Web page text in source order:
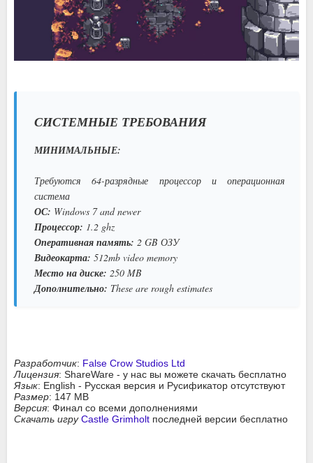
СИСТЕМНЫЕ ТРЕБОВАНИЯ
МИНИМАЛЬНЫЕ:
Требуются 64-разрядные процессор и операционная
система
ОС: Windows 7 and newer
Процессор: 1.2 ghz
Оперативная память: 2 GB ОЗУ
Видеокарта: 512mb video memory
Место на диске: 250 MB
Дополнительно: These are rough estimates
Разработчик: False Crow Studios Ltd
Лицензия: ShareWare - у нас вы можете скачать бесплатно
Язык: English - Русская версия и Русификатор отсутствуют
Размер: 147 MB
Версия: Финал со всеми дополнениями
Скачать игруCastle Grimholt последней версии бесплатно